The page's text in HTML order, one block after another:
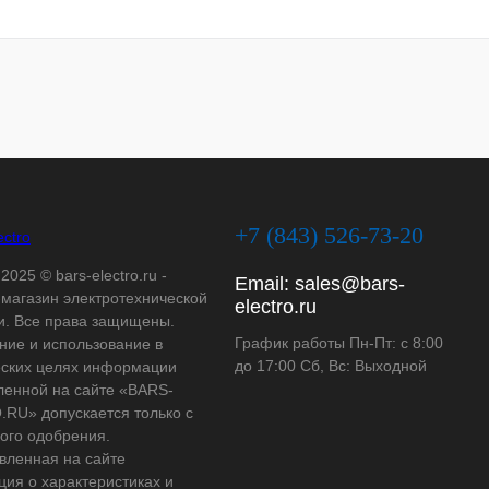
© bars-electro.ru -
электротехнической
Все права защищены.
и использование в
целях информации
на сайте «BARS-
допускается только с
одобрения.
на сайте
о характеристиках и
+7 (843) 526-73-20
Email: sales@bars-
electro.ru
График работы Пн-Пт: с 8:00
до 17:00 Сб, Вс: Выходной